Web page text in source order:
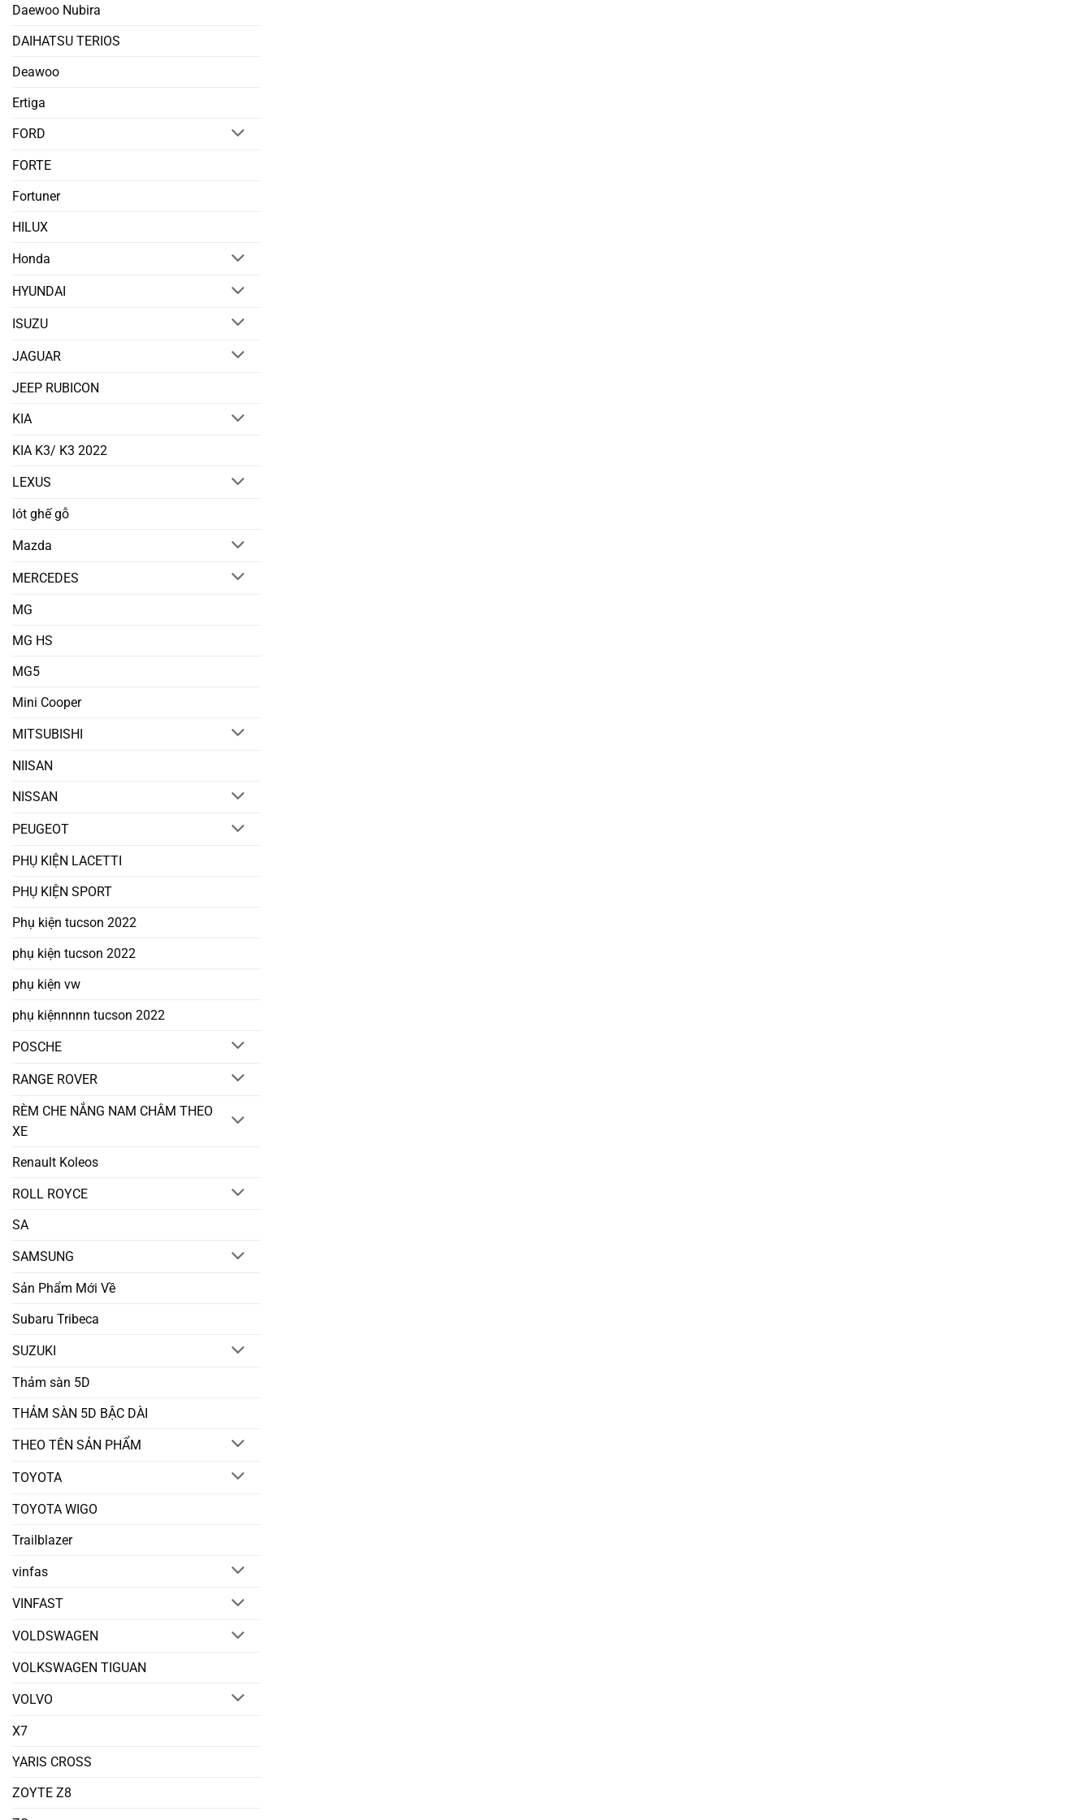
Daewoo Nubira
DAIHATSU TERIOS
Deawoo
Ertiga
FORD
FORTE
Fortuner
HILUX
Honda
HYUNDAI
ISUZU
JAGUAR
JEEP RUBICON
KIA
KIA K3/ K3 2022
LEXUS
lót ghế gỗ
Mazda
MERCEDES
MG
MG HS
MG5
Mini Cooper
MITSUBISHI
NIISAN
NISSAN
PEUGEOT
PHỤ KIỆN LACETTI
PHỤ KIỆN SPORT
Phụ kiện tucson 2022
phụ kiện tucson 2022
phụ kiện vw
phụ kiệnnnnn tucson 2022
POSCHE
RANGE ROVER
RÈM CHE NẮNG NAM CHÂM THEO
XE
Renault Koleos
ROLL ROYCE
SA
SAMSUNG
Sản Phẩm Mới Về
Subaru Tribeca
SUZUKI
Thảm sàn 5D
THẢM SÀN 5D BẬC DÀI
THEO TÊN SẢN PHẨM
TOYOTA
TOYOTA WIGO
Trailblazer
vinfas
VINFAST
VOLDSWAGEN
VOLKSWAGEN TIGUAN
VOLVO
X7
YARIS CROSS
ZOYTE Z8